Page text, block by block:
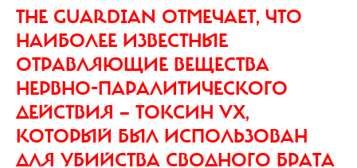
THE GUARDIAN ОТМЕЧАЕТ, ЧТО
НАИБОЛЕЕ ИЗВЕСТНЫЕ
ОТРАВЛЯЮЩИЕ ВЕЩЕСТВА
НЕРВНО-ПАРАЛИТИЧЕСКОГО
ДЕЙСТВИЯ — ТОКСИН VX,
КОТОРЫЙ БЫЛ ИСПОЛЬЗОВАН
ДЛЯ УБИЙСТВА СВОДНОГО БРАТА